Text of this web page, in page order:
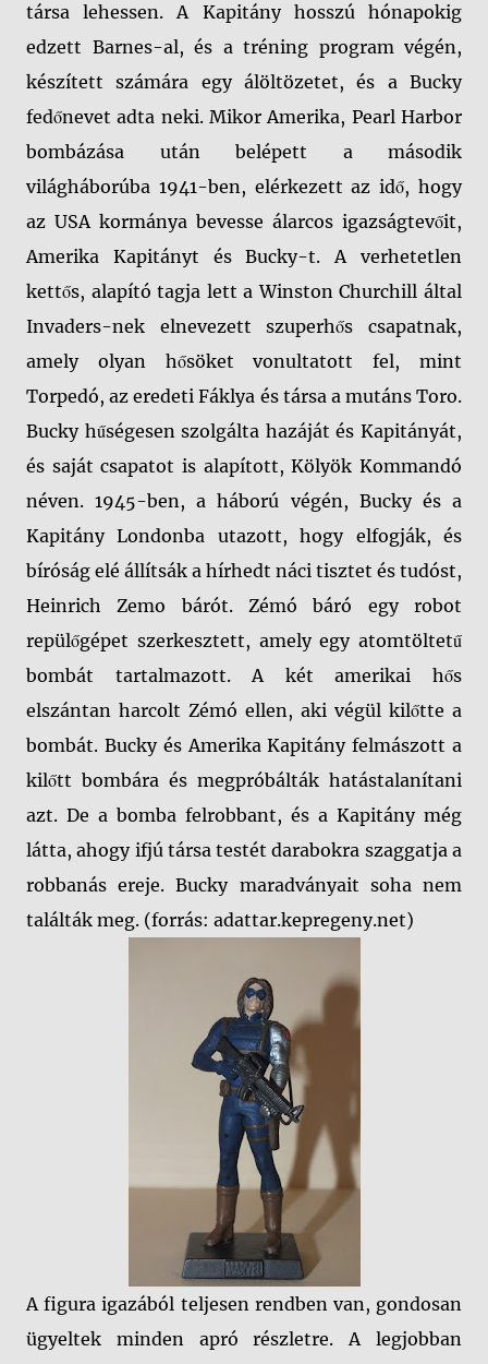
társa lehessen. A Kapitány hosszú hónapokig
edzett Barnes-al, és a tréning program végén,
készített számára egy álöltözetet, és a Bucky
fedőnevet adta neki. Mikor Amerika, Pearl Harbor
bombázása után belépett a második
világháborúba 1941-ben, elérkezett az idő, hogy
az USA kormánya bevesse álarcos igazságtevőit,
Amerika Kapitányt és Bucky-t. A verhetetlen
kettős, alapító tagja lett a Winston Churchill által
Invaders-nek elnevezett szuperhős csapatnak,
amely olyan hősöket vonultatott fel, mint
Torpedó, az eredeti Fáklya és társa a mutáns Toro.
Bucky hűségesen szolgálta hazáját és Kapitányát,
és saját csapatot is alapított, Kölyök Kommandó
néven. 1945-ben, a háború végén, Bucky és a
Kapitány Londonba utazott, hogy elfogják, és
bíróság elé állítsák a hírhedt náci tisztet és tudóst,
Heinrich Zemo bárót. Zémó báró egy robot
repülőgépet szerkesztett, amely egy atomtöltetű
bombát tartalmazott. A két amerikai hős
elszántan harcolt Zémó ellen, aki végül kilőtte a
bombát. Bucky és Amerika Kapitány felmászott a
kilőtt bombára és megpróbálták hatástalanítani
azt. De a bomba felrobbant, és a Kapitány még
látta, ahogy ifjú társa testét darabokra szaggatja a
robbanás ereje. Bucky maradványait soha nem
találták meg. (forrás: adattar.kepregeny.net)
A figura igazából teljesen rendben van, gondosan
ügyeltek minden apró részletre. A legjobban